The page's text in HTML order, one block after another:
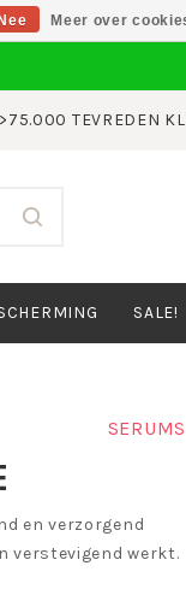
>75.000 TEVREDEN
SALE!
SERUMS
en verzorgend
verstevigend werkt.
Nee Meer over